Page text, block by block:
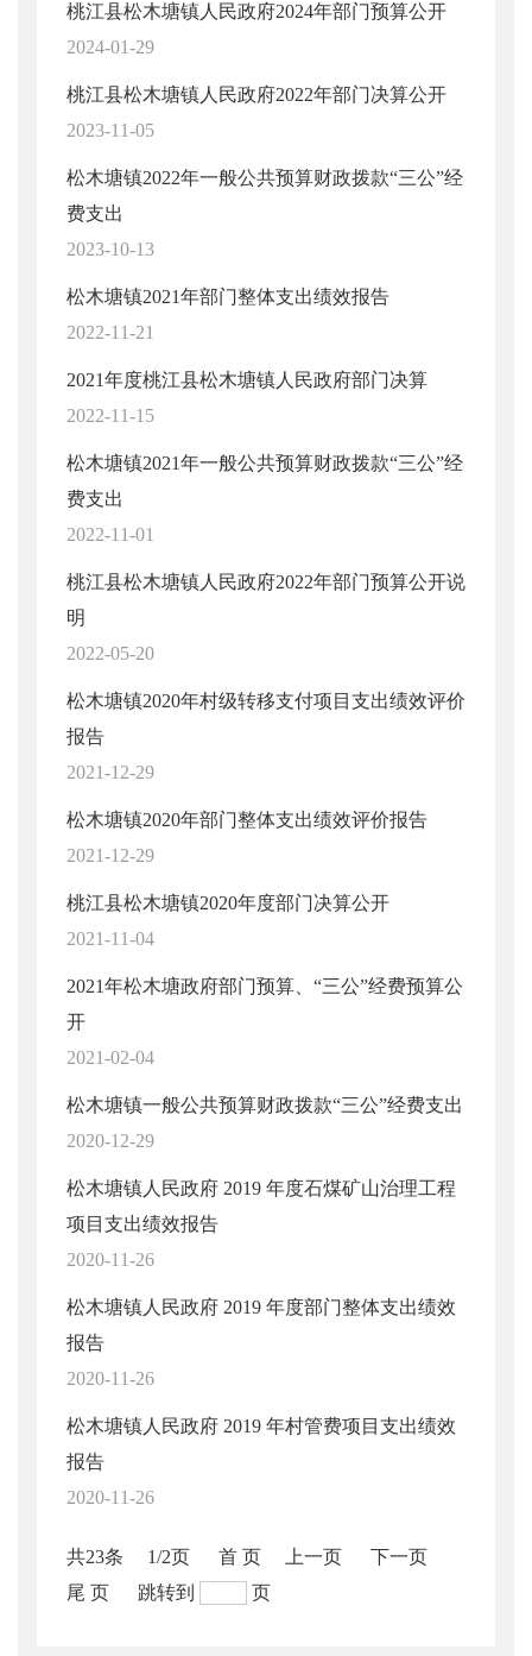
桃江县松木塘镇人民政府2024年部门预算公开
2024-01-29
桃江县松木塘镇人民政府2022年部门决算公开
2023-11-05
松木塘镇2022年一般公共预算财政拨款“三公”经
费支出
2023-10-13
松木塘镇2021年部门整体支出绩效报告
2022-11-21
2021年度桃江县松木塘镇人民政府部门决算
2022-11-15
松木塘镇2021年一般公共预算财政拨款“三公”经
费支出
2022-11-01
桃江县松木塘镇人民政府2022年部门预算公开说
明
2022-05-20
松木塘镇2020年村级转移支付项目支出绩效评价
报告
2021-12-29
松木塘镇2020年部门整体支出绩效评价报告
2021-12-29
桃江县松木塘镇2020年度部门决算公开
2021-11-04
2021年松木塘政府部门预算、“三公”经费预算公
开
2021-02-04
松木塘镇一般公共预算财政拨款“三公”经费支出
2020-12-29
松木塘镇人民政府 2019 年度石煤矿山治理工程
项目支出绩效报告
2020-11-26
松木塘镇人民政府 2019 年度部门整体支出绩效
报告
2020-11-26
松木塘镇人民政府 2019 年村管费项目支出绩效
报告
2020-11-26
共23条 1/2页 首 页 上一页
下一页
尾 页
跳转到 页